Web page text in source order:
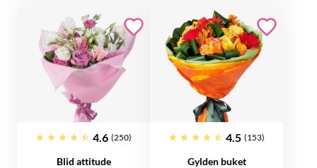
4.6 (250)
Blid attitude
4.5 (153)
Gylden buket